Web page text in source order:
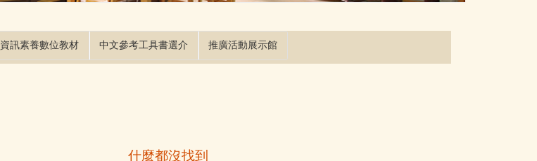
資訊素養數位教材 中文參考工具書選介 推廣活動展示館
什麼都沒找到